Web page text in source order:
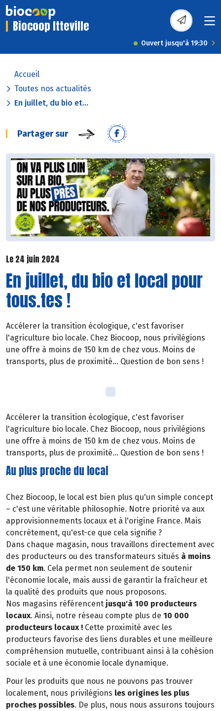
Biocoop Itteville
Ouvert jusqu'à 19:30
Accueil
Toutes nos actualités
En juillet, du bio et...
Partager sur
Le 24 juin 2024
En juillet, du bio et local pour
tous.tes !
Accélerer la transition écologique, c'est favoriser
l'agriculture bio locale. Chez Biocoop, nous privilégions
une offre à moins de 150 km de chez vous. Moins de
transports, plus de proximité... Question de bon sens !
Accélerer la transition écologique, c'est favoriser
l'agriculture bio locale. Chez Biocoop, nous privilégions
une offre à moins de 150 km de chez vous. Moins de
transports, plus de proximité... Question de bon sens !
Au plus proche du local
Chez Biocoop, le local est bien plus qu'un simple concept
– c'est une véritable philosophie. Notre priorité va aux
approvisionnements locaux et à l'origine France. Mais
concrètement, qu'est-ce que cela signifie ?
Dans chaque magasin, nous travaillons directement avec
des producteurs ou des transformateurs situés à moins
de 150 km. Cela permet non seulement de soutenir
l'économie locale, mais aussi de garantir la fraîcheur et
la qualité des produits que nous proposons.
Nos magasins référencent jusqu'à 100 producteurs
locaux. Ainsi, notre réseau compte plus de 10 000
producteurs locaux ! Cette proximité avec les
producteurs favorise des liens durables et une meilleure
compréhension mutuelle, contribuant ainsi à la cohésion
sociale et à une économie locale dynamique.
Pour les produits que nous ne pouvons pas trouver
localement, nous privilégions les origines les plus
proches possibles. De plus, nous nous assurons toujours